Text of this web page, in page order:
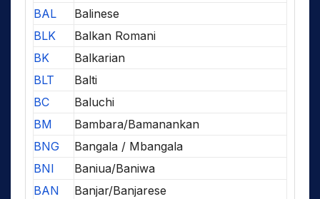
BAL
Balinese
BLK
Balkan Romani
BK
Balkarian
BLT
Balti
BC
Baluchi
BM
Bambara/Bamanankan
BNG
Bangala / Mbangala
BNI
Baniua/Baniwa
BAN
Banjar/Banjarese